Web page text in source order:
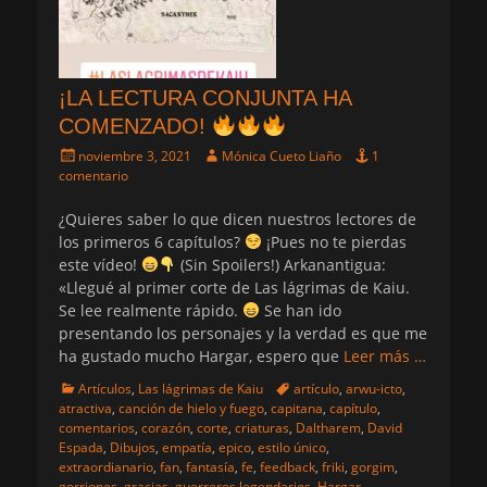
¡LA LECTURA CONJUNTA HA
COMENZADO!
Publicado
el
noviembre 3, 2021 AutorMónica Cueto Liaño
1
comentario
¿Quieres saber lo que dicen nuestros lectores de
los primeros 6 capítulos?
¡Pues no te pierdas
este vídeo!
(Sin Spoilers!) Arkanantigua:
«Llegué al primer corte de Las lágrimas de Kaiu.
Se lee realmente rápido.
Se han ido
presentando los personajes y la verdad es que me
ha gustado mucho Hargar, espero que Leer más …
Categorias
Artículos, Las lágrimas de Kaiu Etiquetas
artículo, arwu-icto,
atractiva, canción de hielo y fuego, capitana, capítulo,
comentarios, corazón, corte, criaturas, Daltharem, David
Espada, Dibujos, empatía, epico, estilo único,
extraordianario, fan, fantasía, fe, feedback, friki, gorgim,